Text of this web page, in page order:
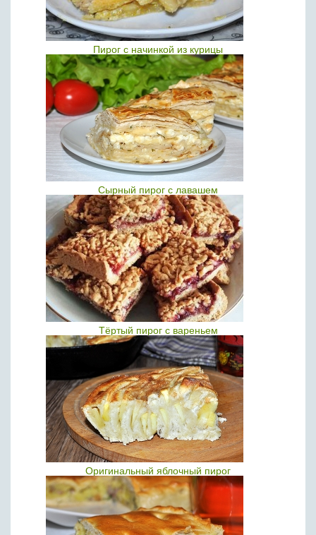
Пирог с начинкой из курицы
Сырный пирог с лавашем
Тёртый пирог с вареньем
Оригинальный яблочный пирог